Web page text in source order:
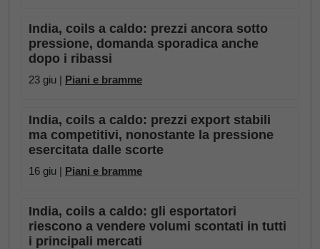
India, coils a caldo: prezzi ancora sotto
pressione, domanda sporadica anche
dopo i ribassi
23 giu | Piani e bramme
India, coils a caldo: prezzi export stabili
ma competitivi, nonostante la pressione
esercitata dalle scorte
16 giu | Piani e bramme
India, coils a caldo: gli esportatori
riescono a vendere volumi scontati in tutti
i principali mercati